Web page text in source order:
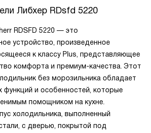
Либхер RDsfd 5220
RDSFD 5220 — это
устройство, произведенное
к классу Plus, представляющее
комфорта и премиум-качества. Этот
без морозильника обладает
функций и особенностей, которые
помощником на кухне.
холодильника, выполненный
с дверью, покрытой под